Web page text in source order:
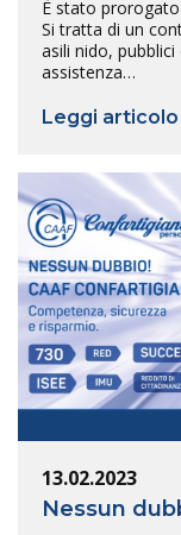
È stato
Si tratta di un
asili nido,
assistenza…
Leggi articolo
13.02.2023
Nessun